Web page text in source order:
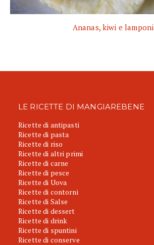
Ananas, kiwi e lamponi
LE RICETTE DI MANGIAREBENE
Ricette di antipasti
Ricette di pasta
Ricette di riso
Ricette di altri primi
Ricette di carne
Ricette di pesce
Ricette di Uova
Ricette di contorni
Ricette di Salse
Ricette di dessert
Ricette di drink
Ricette di spuntini
Ricette di conserve